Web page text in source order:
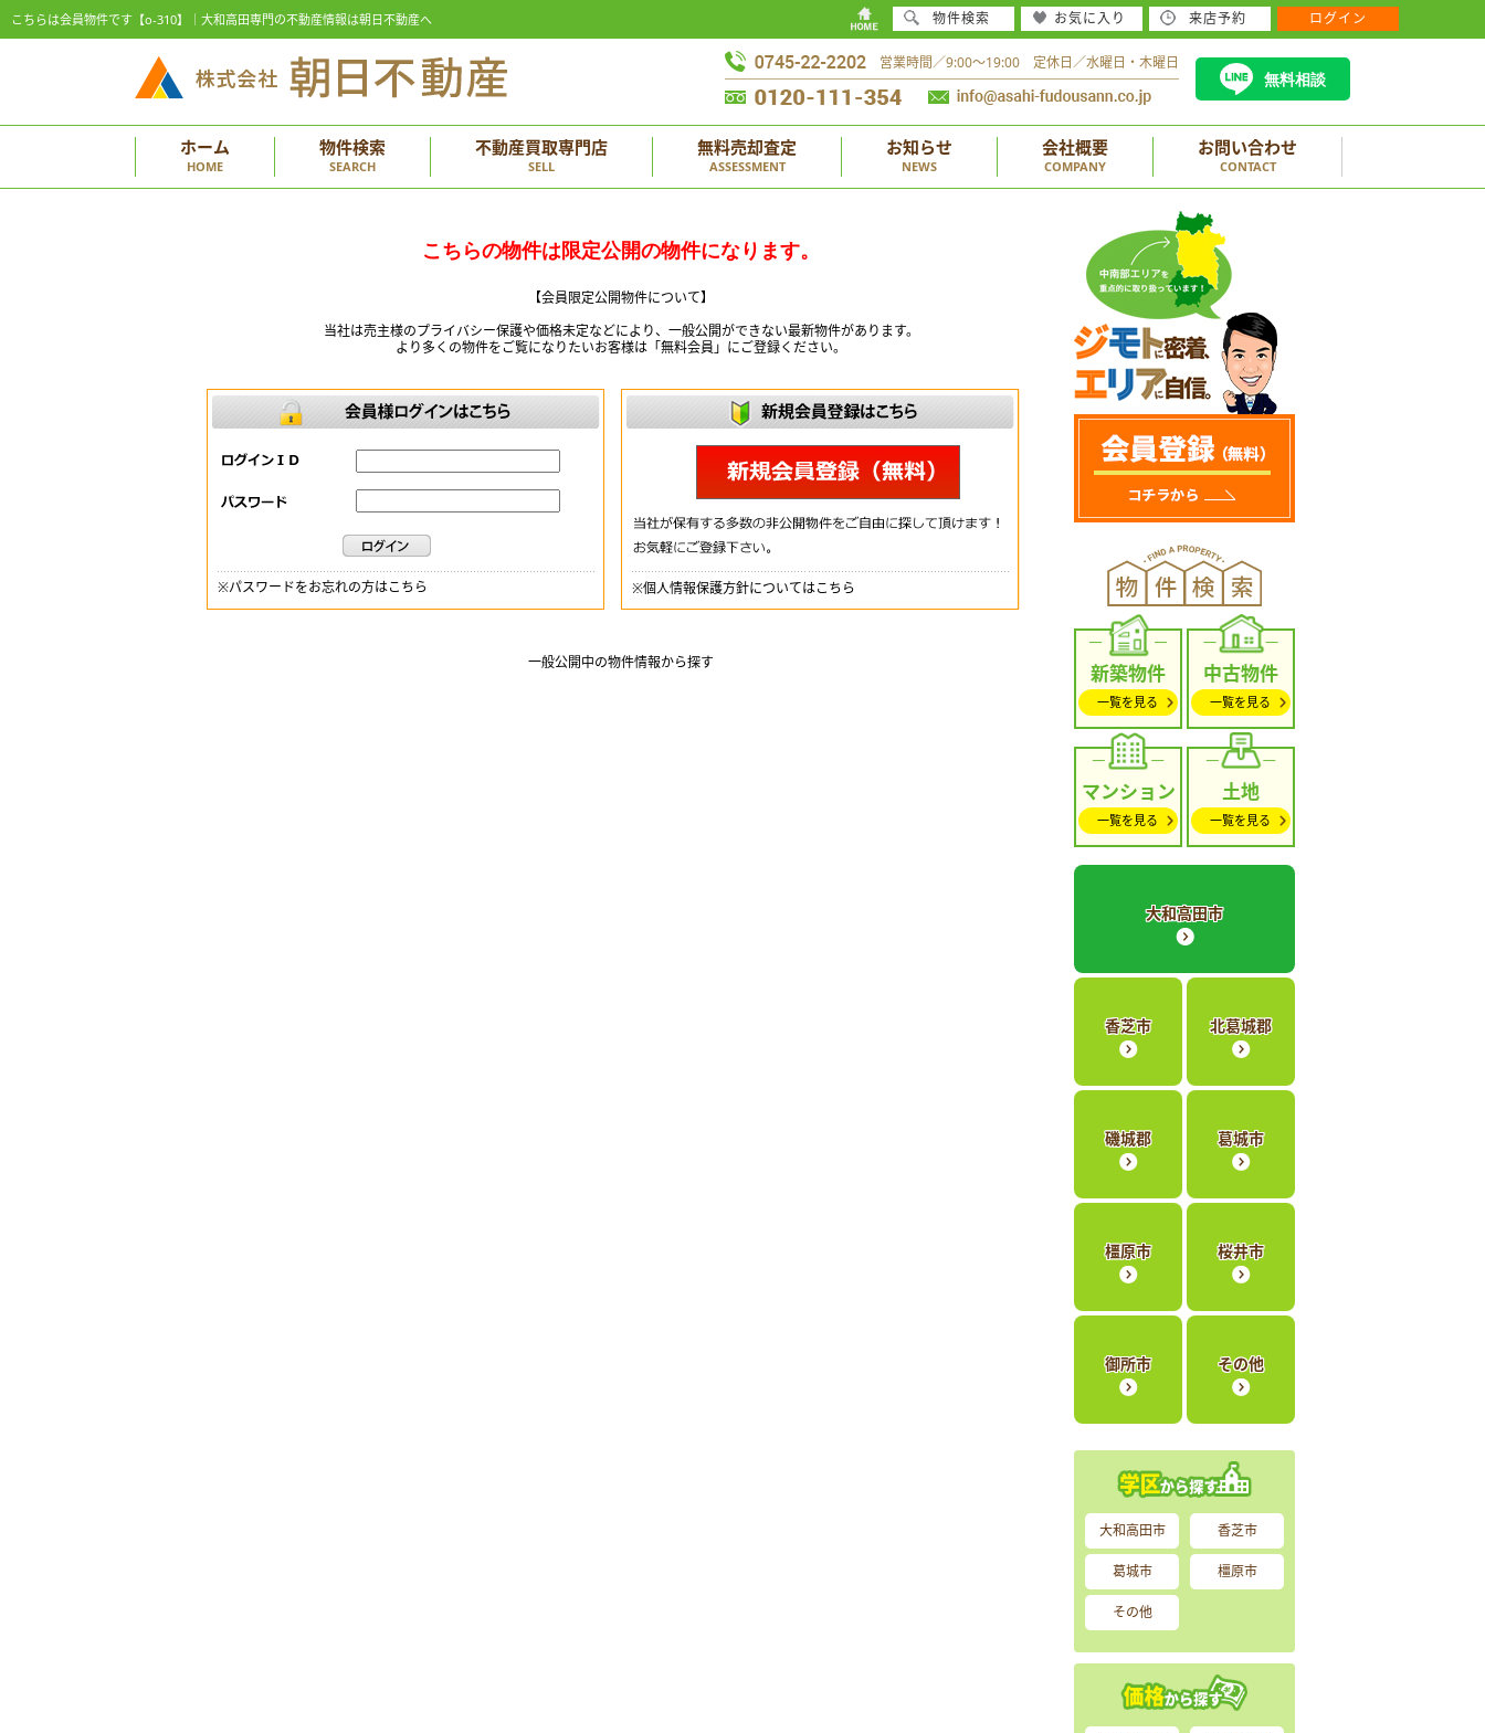
こちらは会員物件です【o-310】｜大和高田専門の不動産情報は朝日不動産へ
営業時間／9:00～19:00 定休日／水曜日・木曜日
無料相談
ホーム
HOME
物件検索
SEARCH
不動産買取専門店
SELL
無料売却査定
ASSESSMENT
お知らせ
NEWS
会社概要
COMPANY
お問い合わせ
CONTACT
こちらの物件は限定公開の物件になります。
【会員限定公開物件について】
当社は売主様のプライバシー保護や価格未定などにより、一般公開ができない最新物件があります。
より多くの物件をご覧になりたいお客様は「無料会員」にご登録ください。
※パスワードをお忘れの方はこちら ※個人情報保護方針についてはこちら
一般公開中の物件情報から探す 新築物件
一覧を見る
中古物件
一覧を見る
マンション
一覧を見る
土地
一覧を見る
大和高田市
香芝市 北葛城郡
磯城郡 葛城市
橿原市 桜井市
御所市 その他
大和高田市 香芝市
葛城市 橿原市
その他
物件検索 お気に入り 来店予約 ログイン